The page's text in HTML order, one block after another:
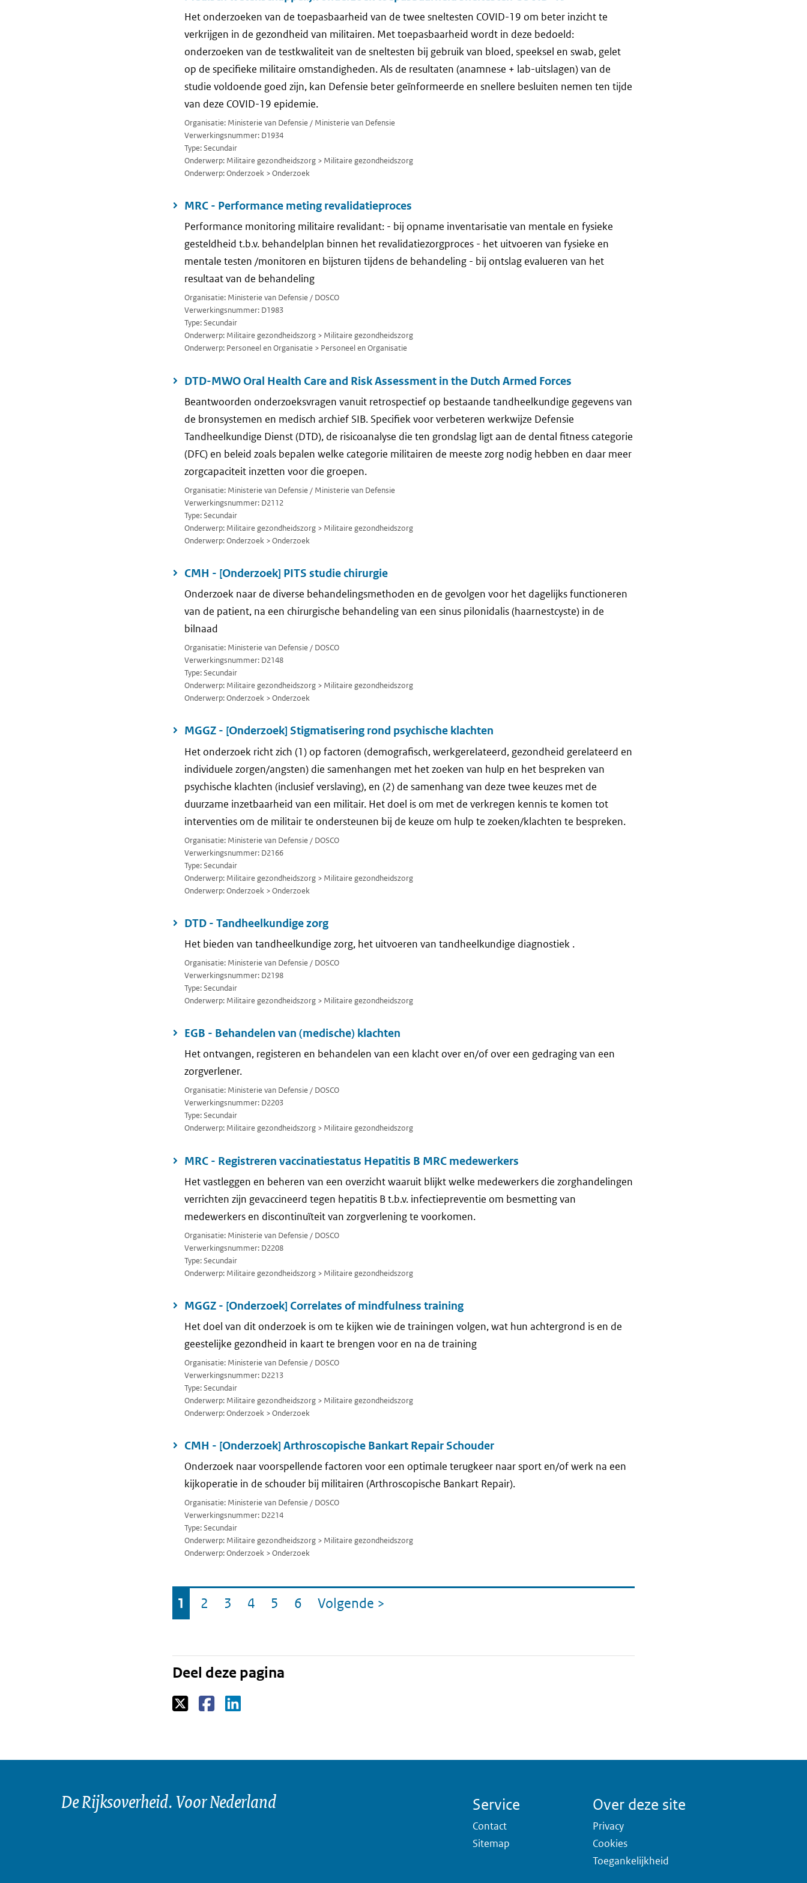
Het onderzoeken van de toepasbaarheid van de twee sneltesten COVID-19 om beter inzicht te
verkrijgen in de gezondheid van militairen. Met toepasbaarheid wordt in deze bedoeld:
onderzoeken van de testkwaliteit van de sneltesten bij gebruik van bloed, speeksel en swab, gelet
op de specifieke militaire omstandigheden. Als de resultaten (anamnese + lab-uitslagen) van de
studie voldoende goed zijn, kan Defensie beter geïnformeerde en snellere besluiten nemen ten tijde
van deze COVID-19 epidemie.
Organisatie: Ministerie van Defensie / Ministerie van Defensie
Verwerkingsnummer: D1934
Type: Secundair
Onderwerp: Militaire gezondheidszorg > Militaire gezondheidszorg
Onderwerp: Onderzoek > Onderzoek
MRC - Performance meting revalidatieproces
Performance monitoring militaire revalidant: - bij opname inventarisatie van mentale en fysieke
gesteldheid t.b.v. behandelplan binnen het revalidatiezorgproces - het uitvoeren van fysieke en
mentale testen /monitoren en bijsturen tijdens de behandeling - bij ontslag evalueren van het
resultaat van de behandeling
Organisatie: Ministerie van Defensie / DOSCO
Verwerkingsnummer: D1983
Type: Secundair
Onderwerp: Militaire gezondheidszorg > Militaire gezondheidszorg
Onderwerp: Personeel en Organisatie > Personeel en Organisatie
DTD-MWO Oral Health Care and Risk Assessment in the Dutch Armed Forces
Beantwoorden onderzoeksvragen vanuit retrospectief op bestaande tandheelkundige gegevens van
de bronsystemen en medisch archief SIB. Specifiek voor verbeteren werkwijze Defensie
Tandheelkundige Dienst (DTD), de risicoanalyse die ten grondslag ligt aan de dental fitness categorie
(DFC) en beleid zoals bepalen welke categorie militairen de meeste zorg nodig hebben en daar meer
zorgcapaciteit inzetten voor die groepen.
Organisatie: Ministerie van Defensie / Ministerie van Defensie
Verwerkingsnummer: D2112
Type: Secundair
Onderwerp: Militaire gezondheidszorg > Militaire gezondheidszorg
Onderwerp: Onderzoek > Onderzoek
CMH - [Onderzoek] PITS studie chirurgie
Onderzoek naar de diverse behandelingsmethoden en de gevolgen voor het dagelijks functioneren
van de patient, na een chirurgische behandeling van een sinus pilonidalis (haarnestcyste) in de
bilnaad
Organisatie: Ministerie van Defensie / DOSCO
Verwerkingsnummer: D2148
Type: Secundair
Onderwerp: Militaire gezondheidszorg > Militaire gezondheidszorg
Onderwerp: Onderzoek > Onderzoek
MGGZ - [Onderzoek] Stigmatisering rond psychische klachten
Het onderzoek richt zich (1) op factoren (demografisch, werkgerelateerd, gezondheid gerelateerd en
individuele zorgen/angsten) die samenhangen met het zoeken van hulp en het bespreken van
psychische klachten (inclusief verslaving), en (2) de samenhang van deze twee keuzes met de
duurzame inzetbaarheid van een militair. Het doel is om met de verkregen kennis te komen tot
interventies om de militair te ondersteunen bij de keuze om hulp te zoeken/klachten te bespreken.
Organisatie: Ministerie van Defensie / DOSCO
Verwerkingsnummer: D2166
Type: Secundair
Onderwerp: Militaire gezondheidszorg > Militaire gezondheidszorg
Onderwerp: Onderzoek > Onderzoek
DTD - Tandheelkundige zorg
Het bieden van tandheelkundige zorg, het uitvoeren van tandheelkundige diagnostiek .
Organisatie: Ministerie van Defensie / DOSCO
Verwerkingsnummer: D2198
Type: Secundair
Onderwerp: Militaire gezondheidszorg > Militaire gezondheidszorg
EGB - Behandelen van (medische) klachten
Het ontvangen, registeren en behandelen van een klacht over en/of over een gedraging van een
zorgverlener.
Organisatie: Ministerie van Defensie / DOSCO
Verwerkingsnummer: D2203
Type: Secundair
Onderwerp: Militaire gezondheidszorg > Militaire gezondheidszorg
MRC - Registreren vaccinatiestatus Hepatitis B MRC medewerkers
Het vastleggen en beheren van een overzicht waaruit blijkt welke medewerkers die zorghandelingen
verrichten zijn gevaccineerd tegen hepatitis B t.b.v. infectiepreventie om besmetting van
medewerkers en discontinuïteit van zorgverlening te voorkomen.
Organisatie: Ministerie van Defensie / DOSCO
Verwerkingsnummer: D2208
Type: Secundair
Onderwerp: Militaire gezondheidszorg > Militaire gezondheidszorg
MGGZ - [Onderzoek] Correlates of mindfulness training
Het doel van dit onderzoek is om te kijken wie de trainingen volgen, wat hun achtergrond is en de
geestelijke gezondheid in kaart te brengen voor en na de training
Organisatie: Ministerie van Defensie / DOSCO
Verwerkingsnummer: D2213
Type: Secundair
Onderwerp: Militaire gezondheidszorg > Militaire gezondheidszorg
Onderwerp: Onderzoek > Onderzoek
CMH - [Onderzoek] Arthroscopische Bankart Repair Schouder
Onderzoek naar voorspellende factoren voor een optimale terugkeer naar sport en/of werk na een
kijkoperatie in de schouder bij militairen (Arthroscopische Bankart Repair).
Organisatie: Ministerie van Defensie / DOSCO
Verwerkingsnummer: D2214
Type: Secundair
Onderwerp: Militaire gezondheidszorg > Militaire gezondheidszorg
Onderwerp: Onderzoek > Onderzoek
Ga
naar
Pagina
1 Pagina
2 Pagina
3 Pagina
4 Pagina
5 Pagina
6 Volgende pagina
>
Deel deze pagina
De Rijksoverheid. Voor Nederland Service
Contact
Sitemap
Over deze site
Privacy
Cookies
Toegankelijkheid